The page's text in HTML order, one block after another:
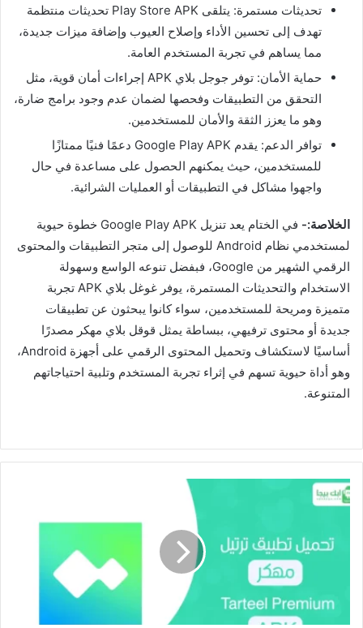
تحديثات مستمرة: يتلقى Play Store APK تحديثات منتظمة
تهدف إلى تحسين الأداء وإصلاح العيوب وإضافة ميزات جديدة،
مما يساهم في تجربة المستخدم العامة.
حماية الأمان: توفر جوجل بلاي APK إجراءات أمان قوية، مثل
التحقق من التطبيقات وفحصها لضمان عدم وجود برامج ضارة،
وهو ما يعزز الثقة والأمان للمستخدمين.
توافر الدعم: يقدم Google Play APK دعمًا فنيًا ممتازًا
للمستخدمين، حيث يمكنهم الحصول على مساعدة في حال
واجهوا مشاكل في التطبيقات أو العمليات الشرائية.
الخلاصة:-
في الختام يعد تنزيل Google Play APK خطوة حيوية
لمستخدمي نظام Android للوصول إلى متجر التطبيقات والمحتوى
الرقمي الشهير من Google، فبفضل تنوعه الواسع وسهولة
الاستخدام والتحديثات المستمرة، يوفر غوغل بلاي APK تجربة
متميزة ومريحة للمستخدمين، سواء كانوا يبحثون عن تطبيقات
جديدة أو محتوى ترفيهي، ببساطة يمثل قوقل بلاي مهكر مصدرًا
أساسيًا لاستكشاف وتحميل المحتوى الرقمي على أجهزة Android،
وهو أداة حيوية تسهم في إثراء تجربة المستخدم وتلبية احتياجاتهم
المتنوعة.